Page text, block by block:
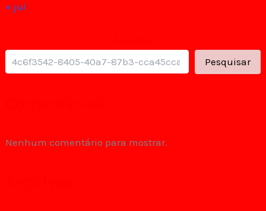
« jul
Pesquisar
Nenhum comentário para mostrar.